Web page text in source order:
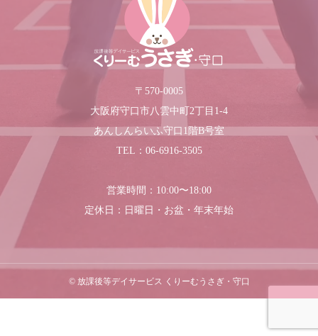
〒570-0005
大阪府守口市八雲中町2丁目1-4
あんしんらいふ守口1階B号室
TEL：06-6916-3505
営業時間：10:00〜18:00
定休日：日曜日・お盆・年末年始
© 放課後等デイサービス くりーむうさぎ・守口